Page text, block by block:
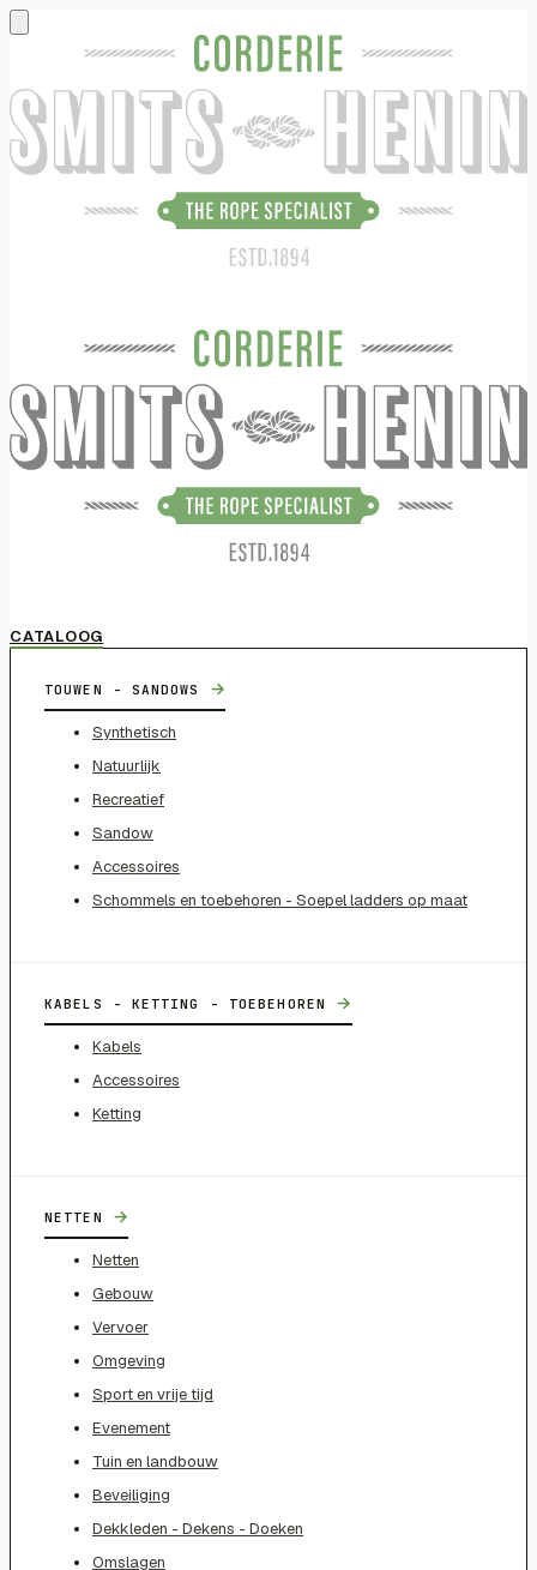
CATALOOG
TOUWEN - SANDOWS →
Synthetisch
Natuurlijk
Recreatief
Sandow
Accessoires
Schommels en toebehoren - Soepel ladders op maat
KABELS - KETTING - TOEBEHOREN →
Kabels
Accessoires
Ketting
NETTEN →
Netten
Gebouw
Vervoer
Omgeving
Sport en vrije tijd
Evenement
Tuin en landbouw
Beveiliging
Dekkleden - Dekens - Doeken
Omslagen